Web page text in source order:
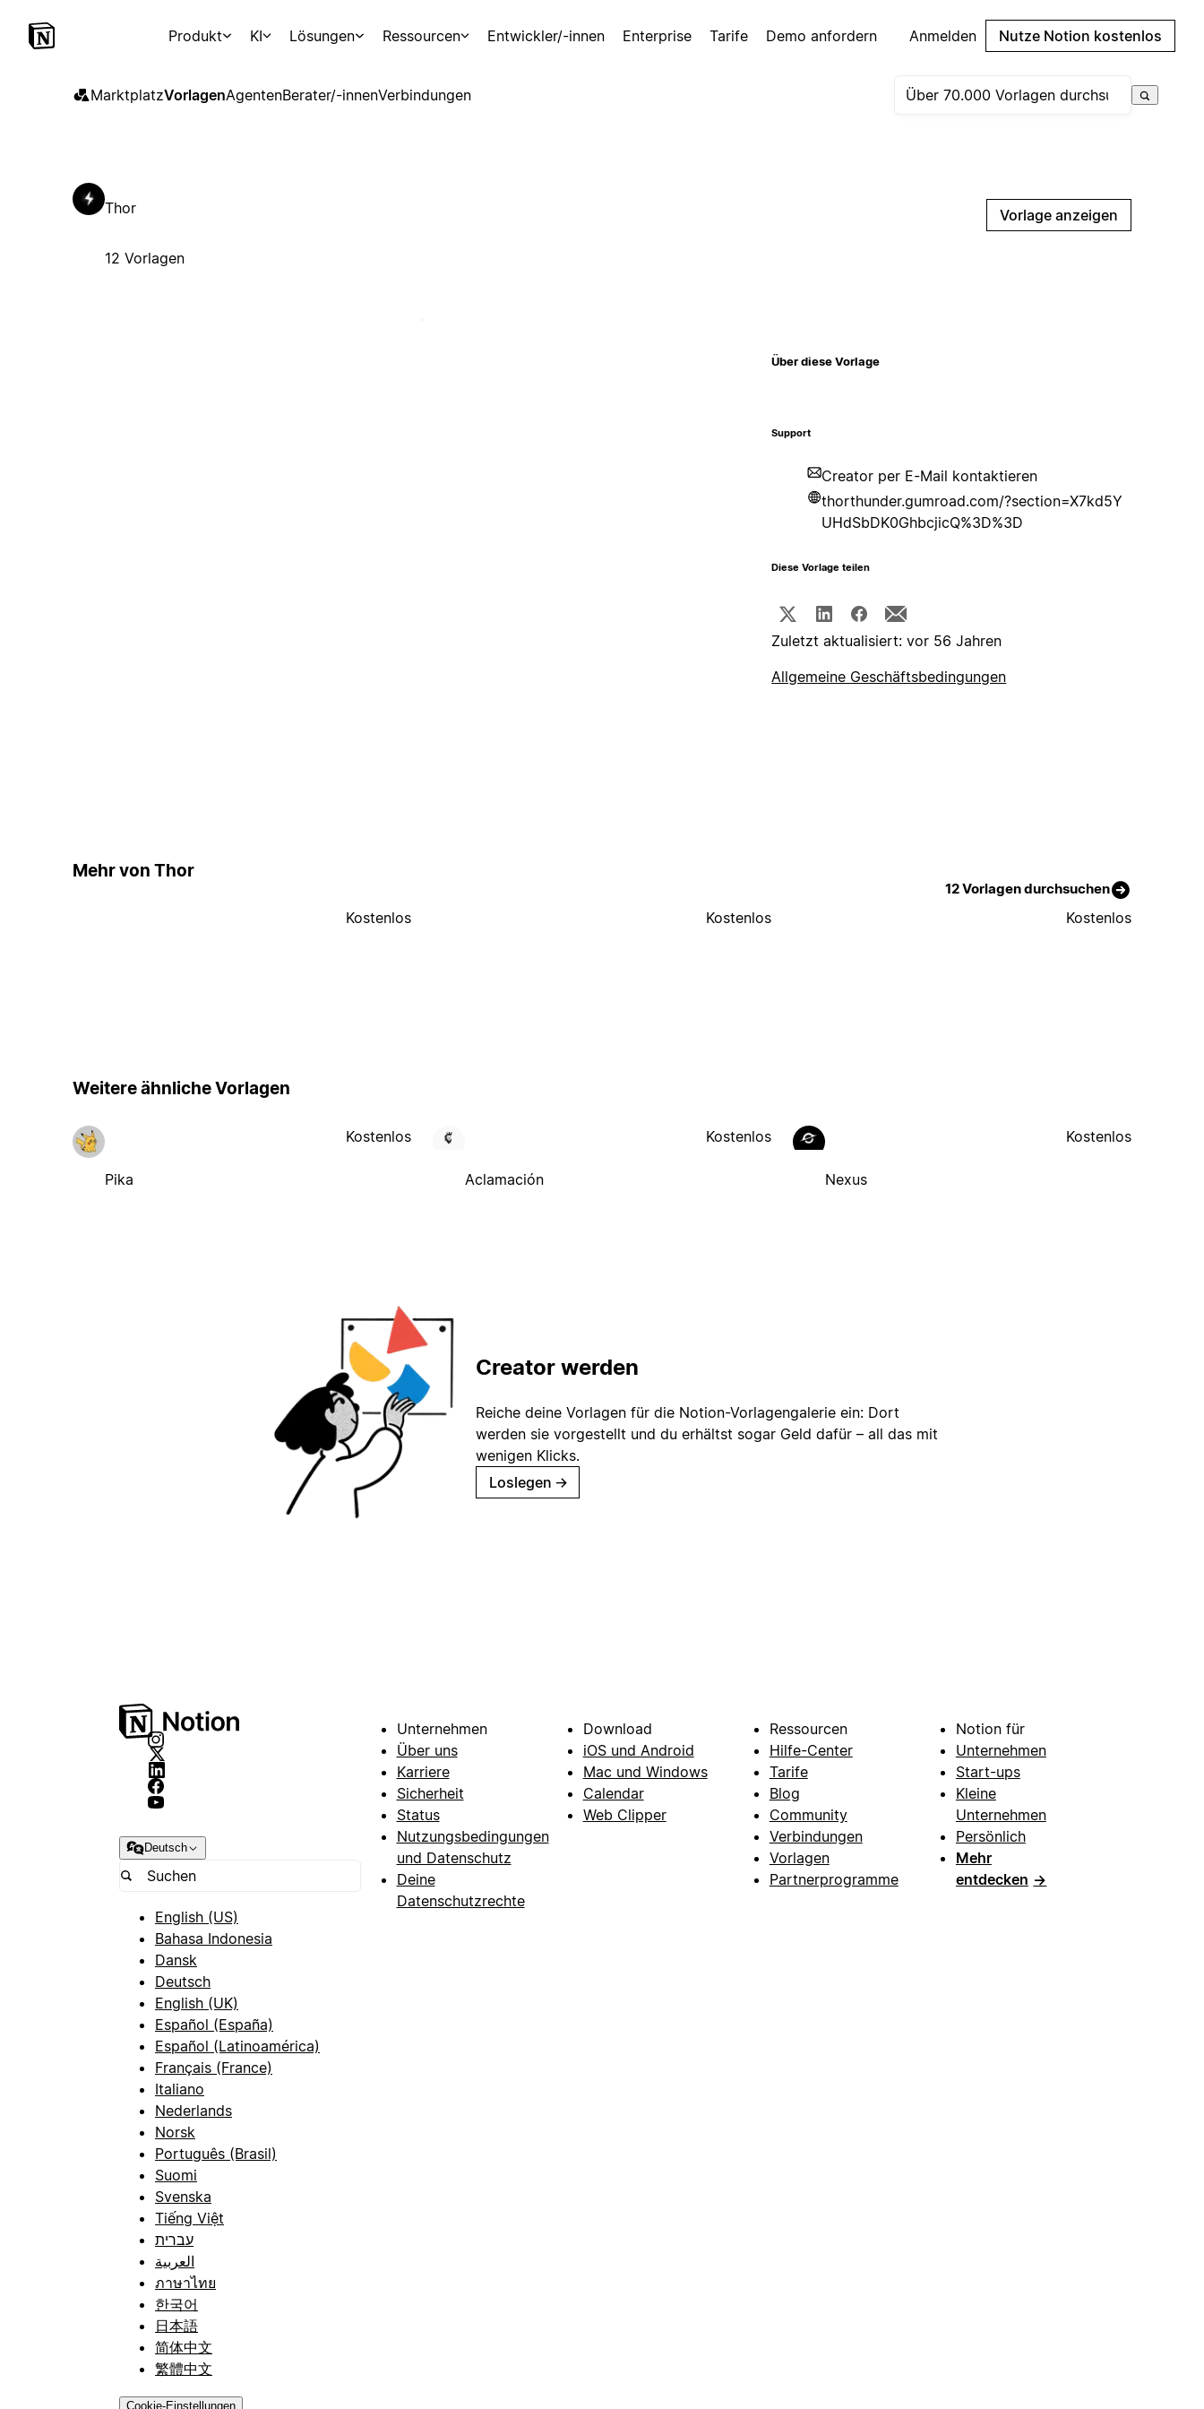
Produkt KI Lösungen Ressourcen Entwickler/-innen Enterprise Tarife Demo anfordern Anmelden Nutze Notion kostenlos
MarktplatzVorlagenAgentenBerater/-innenVerbindungen
Thor
12 Vorlagen
Vorlage anzeigen
Über diese Vorlage
Support
Creator per E-Mail kontaktieren
thorthunder.gumroad.com/?section=X7kd5Y
UHdSbDK0GhbcjicQ%3D%3D
Diese Vorlage teilen
Zuletzt aktualisiert: vor 56 Jahren
Allgemeine Geschäftsbedingungen
Mehr von Thor
12 Vorlagen durchsuchen
Kostenlos Kostenlos Kostenlos
Weitere ähnliche Vorlagen
Pika
Kostenlos
Aclamación
Kostenlos
Nexus
Kostenlos
Creator werden
Reiche deine Vorlagen für die Notion-Vorlagengalerie ein: Dort
werden sie vorgestellt und du erhältst sogar Geld dafür – all das mit
wenigen Klicks.
Loslegen →
Deutsch
English (US)
Bahasa Indonesia
Dansk
Deutsch
English (UK)
Español (España)
Español (Latinoamérica)
Français (France)
Italiano
Nederlands
Norsk
Português (Brasil)
Suomi
Svenska
Tiếng Việt
עברית
العربية
ภาษาไทย
한국어
日本語
简体中文
繁體中文
Cookie-Einstellungen
Unternehmen
Über uns
Karriere
Sicherheit
Status
Nutzungsbedingungen
und Datenschutz
Deine
Datenschutzrechte
Download
iOS und Android
Mac und Windows
Calendar
Web Clipper
Ressourcen
Hilfe-Center
Tarife
Blog
Community
Verbindungen
Vorlagen
Partnerprogramme
Notion für
Unternehmen
Start-ups
Kleine
Unternehmen
Persönlich
Mehr
entdecken →